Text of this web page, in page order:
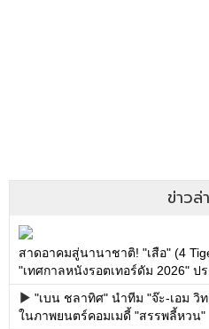
ข่าวล่
สาดอาคมสู่นานาชาติ! "เสือ" (4
"เทศกาลหนังรอตเทอร์ดัม 2026" ป
"เบน ชลาทิศ" นำทีม "จ๊ะ-เอม วิ
ในภาพยนตร์คอมเมดี้ "สรรพลี้หวน"